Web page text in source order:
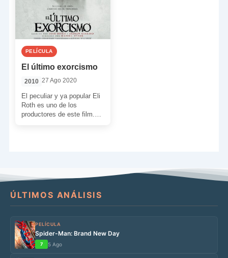
PELÍCULA
El último exorcismo
2010 27 Ago 2020
El peculiar y ya popular Eli
Roth es uno de los
productores de este film.
ÚLTIMOS ANÁLISIS
PELÍCULA
Spider-Man: Brand New Day
7 5 Ago